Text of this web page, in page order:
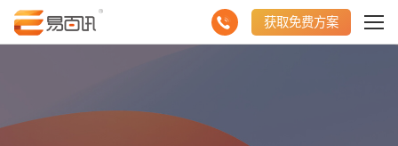
获取免费方案